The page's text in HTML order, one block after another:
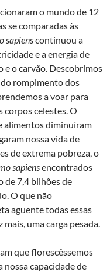
o mundo de 12
se comparadas às
sapienscontinuou a
e a energia de
o carvão. Descobrimos
rompimento dos
a voar para
celestes. O
alimentos diminuíram
nossa vida de
de extrema pobreza, o
sapiensencontrados
de 7,4 bilhões de
O que não
aguente todas essas
uma carga pesada.
que florescêssemos
nossa capacidade de